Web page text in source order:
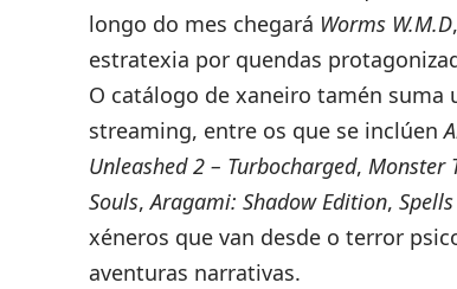
longo do mes chegará Worms W.M.D
estratexia por quendas
O catálogo de xaneiro tamén
streaming, entre os que se inclúen
Unleashed 2 – Turbocharged,Monster
Souls,Aragami: Shadow Edition,
xéneros que van desde o terror
aventuras narrativas.